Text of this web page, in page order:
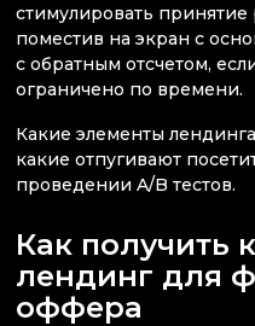
стимулировать
поместив на экран с
с обратным отсчетом,
ограничено по времени.
Какие элементы
какие отпугивают
проведении A/B тестов.
Как получить
лендинг для
оффера